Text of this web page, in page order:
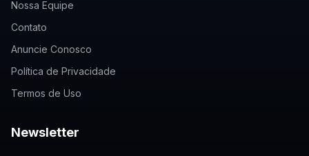
Nossa Equipe
Contato
Anuncie Conosco
Política de Privacidade
Termos de Uso
Newsletter